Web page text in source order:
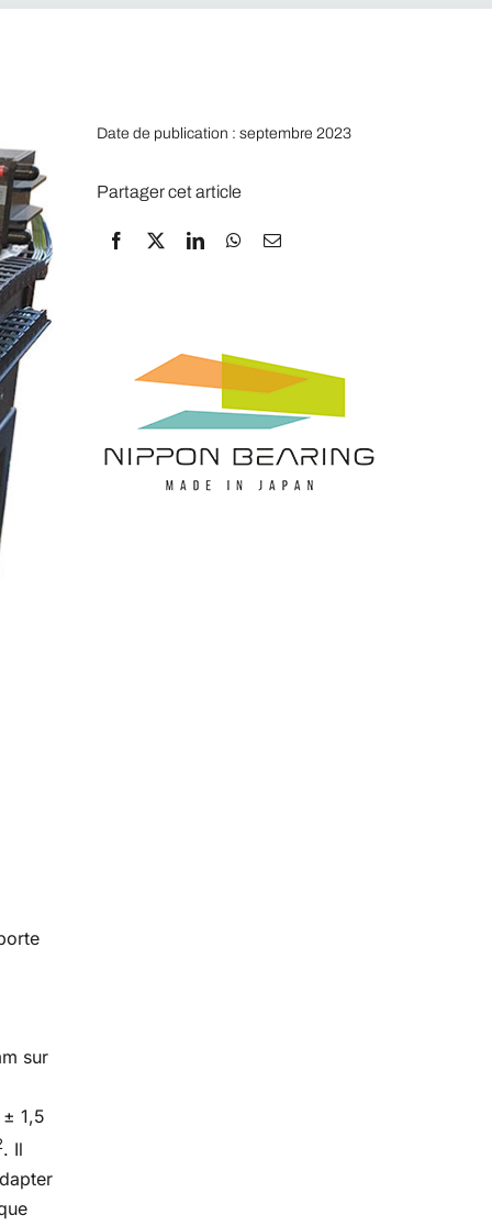
sur
1,5
. Il
Date de publication : septembre 2023
Partager cet article